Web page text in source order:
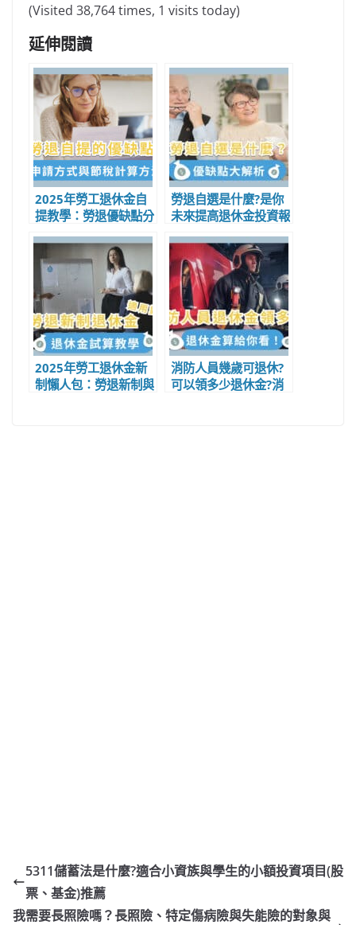
(Visited 38,764 times, 1 visits today)
延伸閱讀
2025年勞工退休金自
提教學：勞退優缺點分
析、申請步驟與節稅策
略全解析
勞退自選是什麼?是你
未來提高退休金投資報
酬率的關鍵
2025年勞工退休金新
制懶人包：勞退新制與
消防人員幾歲可退休?
可以領多少退休金?消
5311儲蓄法是什麼?適合小資族與學生的小額投資項目(股
票、基金)推薦
我需要長照險嗎？長照險、特定傷病險與失能險的對象與